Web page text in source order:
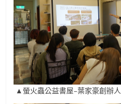
▲螢火蟲公益書屋–葉家豪創辦人